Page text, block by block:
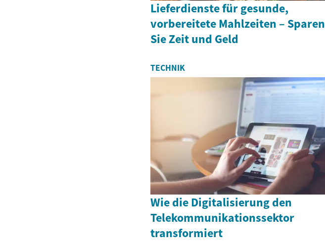
Lieferdienste für gesunde,
vorbereitete Mahlzeiten – Sparen
Sie Zeit und Geld
TECHNIK
Wie die Digitalisierung den
Telekommunikationssektor
transformiert